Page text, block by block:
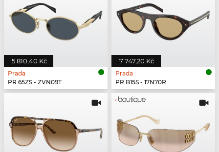
5 810,40 Kč
Prada
PR 65ZS - ZVN09T
7 747,20 Kč
Prada
PR B15S - 17N70R